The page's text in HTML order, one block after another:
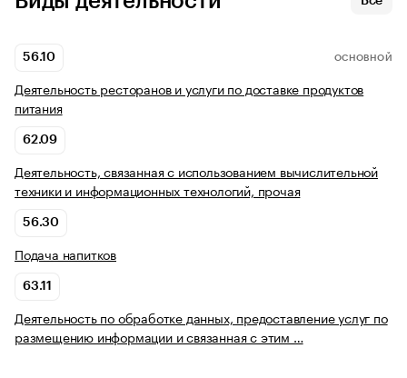
56.10 ОСНОВНОЙ
Деятельность ресторанов и услуги по доставке продуктов
питания
62.09
Деятельность, связанная с использованием вычислительной
техники и информационных технологий, прочая
56.30
Подача напитков
63.11
Деятельность по обработке данных, предоставление услуг по
размещению информации и связанная с этим …